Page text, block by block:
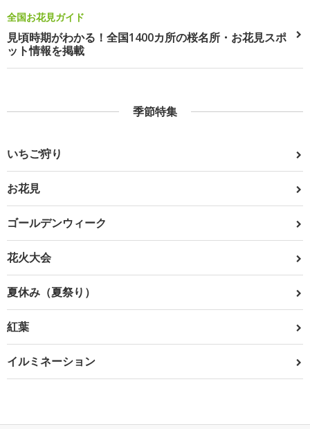
全国お花見ガイド
見頃時期がわかる！全国1400カ所の桜名所・お花見スポ
ット情報を掲載
季節特集
いちご狩り
お花見
ゴールデンウィーク
花火大会
夏休み（夏祭り）
紅葉
イルミネーション